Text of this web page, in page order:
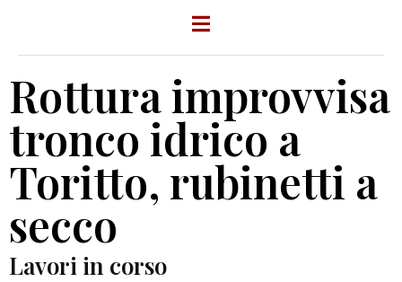
Rottura improvvisa
tronco idrico a
Toritto, rubinetti a
secco
Lavori in corso